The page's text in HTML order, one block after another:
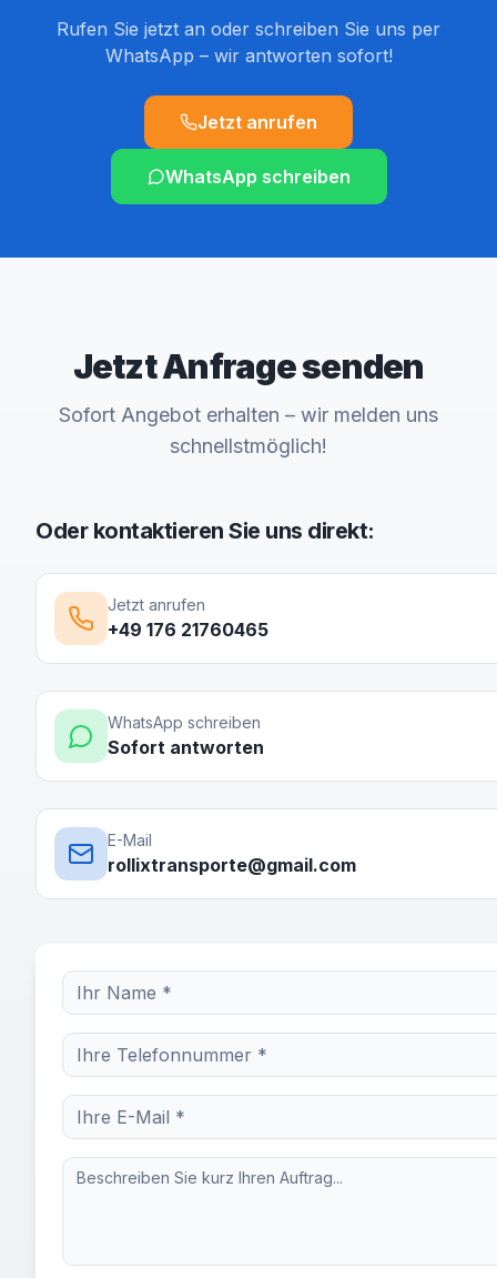
Rufen Sie jetzt an oder schreiben Sie uns per
WhatsApp – wir antworten sofort!
Jetzt anrufen
WhatsApp schreiben
Jetzt Anfrage senden
Sofort Angebot erhalten – wir melden uns
schnellstmöglich!
Oder kontaktieren Sie uns direkt:
Jetzt anrufen
+49 176 21760465
WhatsApp schreiben
Sofort antworten
E-Mail
rollixtransporte@gmail.com